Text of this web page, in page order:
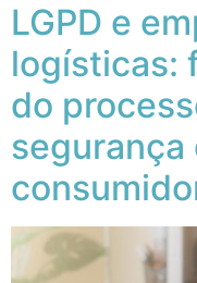
LGPD e
logísticas:
do
segurança